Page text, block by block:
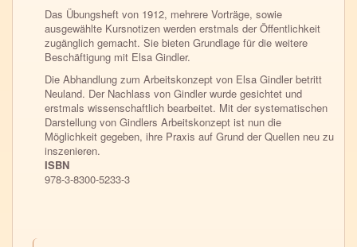
Das Übungsheft von 1912, mehrere Vorträge, sowie
ausgewählte Kurs­notizen werden erstmals der Öffentlichkeit
zugänglich gemacht. Sie bieten Grundlage für die weitere
Beschäftigung mit Elsa Gindler.
Die Abhandlung zum Arbeitskonzept von Elsa Gindler betritt
Neuland. Der Nachlass von Gindler wurde gesichtet und
erstmals wissenschaftlich bearbeitet. Mit der systematischen
Darstellung von Gindlers Arbeits­konzept ist nun die
Möglichkeit gegeben, ihre Praxis auf Grund der Quellen neu zu
inszenieren.
ISBN
978-3-8300-5233-3